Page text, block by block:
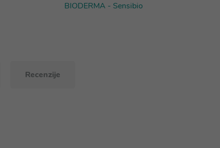
BIODERMA - Sensibio
Recenzije